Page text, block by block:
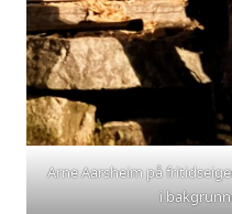
Arne Aarsheim på
i